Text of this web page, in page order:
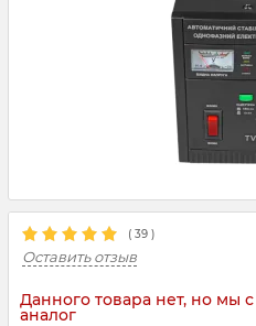
( 39 )
Оставить отзыв
Данного товара нет, но мы
аналог